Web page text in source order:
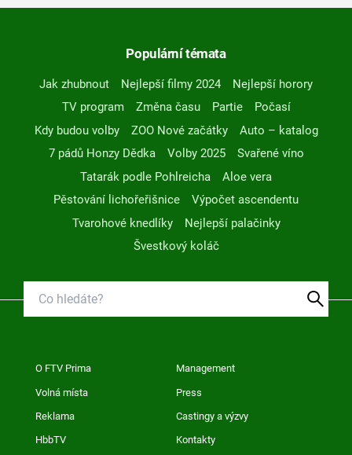
Populární témata
Jak zhubnout Nejlepší filmy 2024
Nejlepší horory
TV program
Změna času Partie
Počasí
Kdy budou volby
ZOO Nové začátky
Auto – katalog
7 pádů Honzy Dědka
Volby 2025
Svařené víno
Tatarák podle Pohlreicha
Aloe vera
Pěstování lichořeřišnice
Výpočet ascendentu
Tvarohové knedlíky
Nejlepší palačinky
Švestkový koláč
O FTV Prima Management
Volná místa Press
Reklama Castingy a výzvy
HbbTV Kontakty